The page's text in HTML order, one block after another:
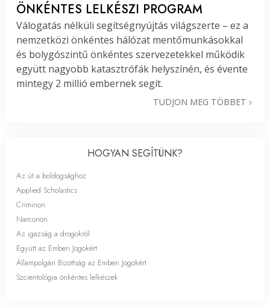
ÖNKÉNTES LELKÉSZI PROGRAM
Válogatás nélküli segítségnyújtás világszerte – ez a
nemzetközi önkéntes hálózat mentőmunkásokkal
és bolygószintű önkéntes szervezetekkel működik
együtt nagyobb katasztrófák helyszínén, és évente
mintegy 2 millió embernek segít.
TUDJON MEG TÖBBET
HOGYAN SEGÍTÜNK?
Az út a boldogsághoz
Applied Scholastics
Criminon
Narconon
Az igazság a drogokról
Együtt az Emberi Jogokért
Állampolgári Bizottság az Emberi Jogokért
Szcientológia önkéntes lelkészek